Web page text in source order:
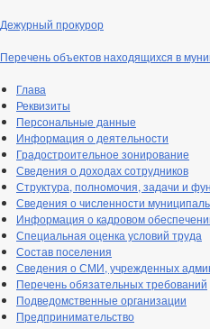
Дежурный прокурор
Перечень объектов находящихся в
Глава
Реквизиты
Персональные данные
Информация о деятельности
Градостроительное зонирование
Сведения о доходах сотрудников
Структура, полномочия, задачи и
Сведения о численности
Информация о кадровом
Специальная оценка условий труда
Состав поселения
Сведения о СМИ, учрежденных
Перечень обязательных требований
Подведомственные организации
Предпринимательство